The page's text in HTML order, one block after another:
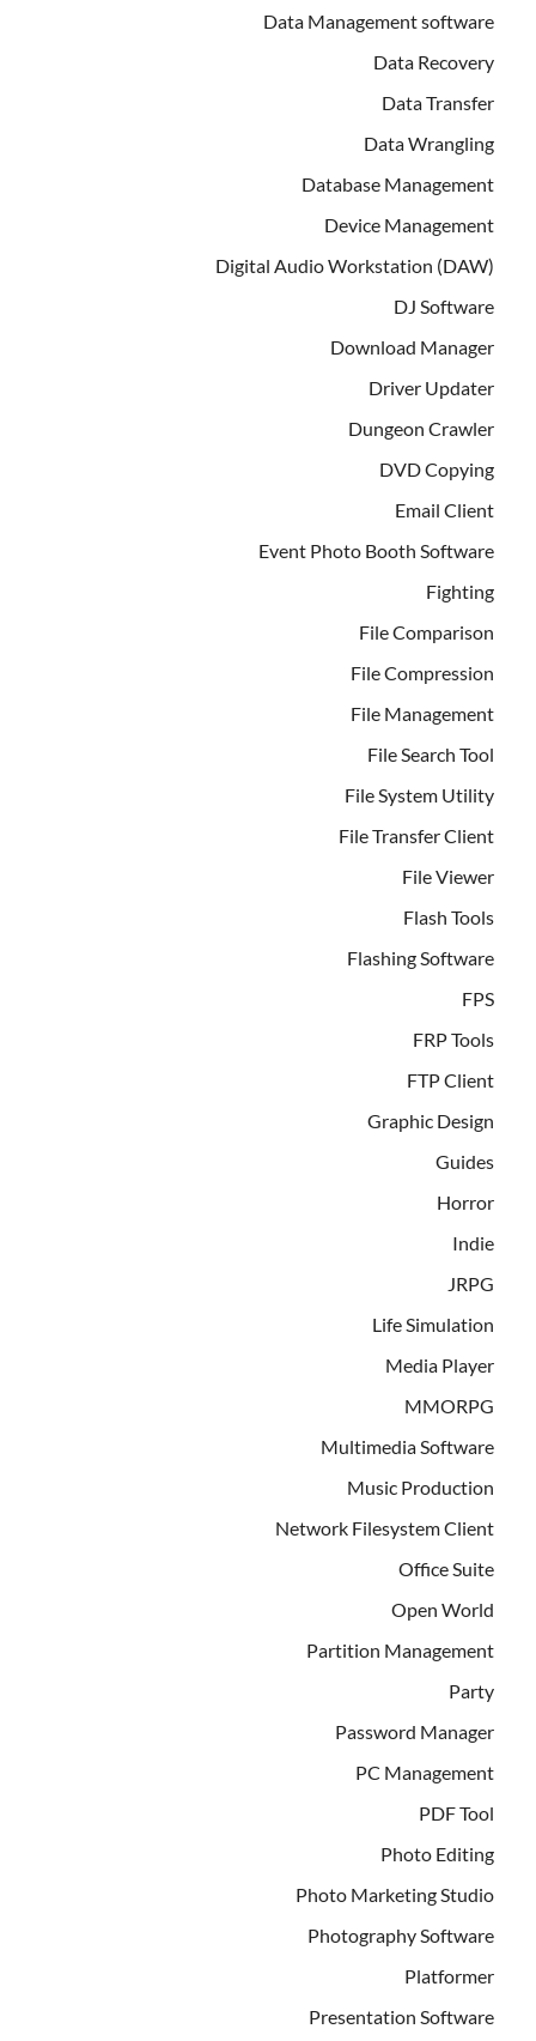
Data Management software
Data Recovery
Data Transfer
Data Wrangling
Database Management
Device Management
Digital Audio Workstation (DAW)
DJ Software
Download Manager
Driver Updater
Dungeon Crawler
DVD Copying
Email Client
Event Photo Booth Software
Fighting
File Comparison
File Compression
File Management
File Search Tool
File System Utility
File Transfer Client
File Viewer
Flash Tools
Flashing Software
FPS
FRP Tools
FTP Client
Graphic Design
Guides
Horror
Indie
JRPG
Life Simulation
Media Player
MMORPG
Multimedia Software
Music Production
Network Filesystem Client
Office Suite
Open World
Partition Management
Party
Password Manager
PC Management
PDF Tool
Photo Editing
Photo Marketing Studio
Photography Software
Platformer
Presentation Software